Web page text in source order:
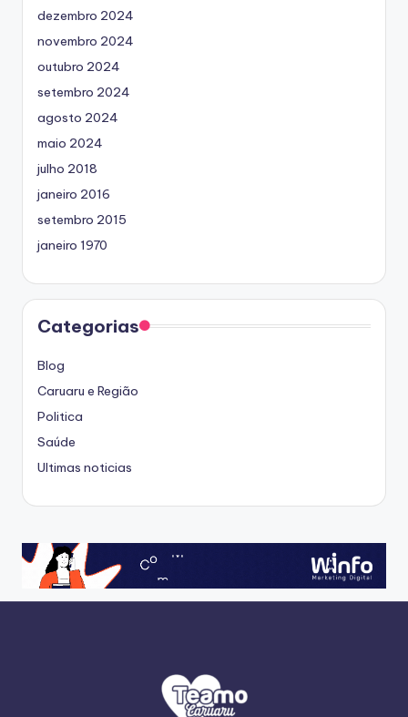
dezembro 2024
novembro 2024
outubro 2024
setembro 2024
agosto 2024
maio 2024
julho 2018
janeiro 2016
setembro 2015
janeiro 1970
Categorias
Blog
Caruaru e Região
Politica
Saúde
Ultimas noticias